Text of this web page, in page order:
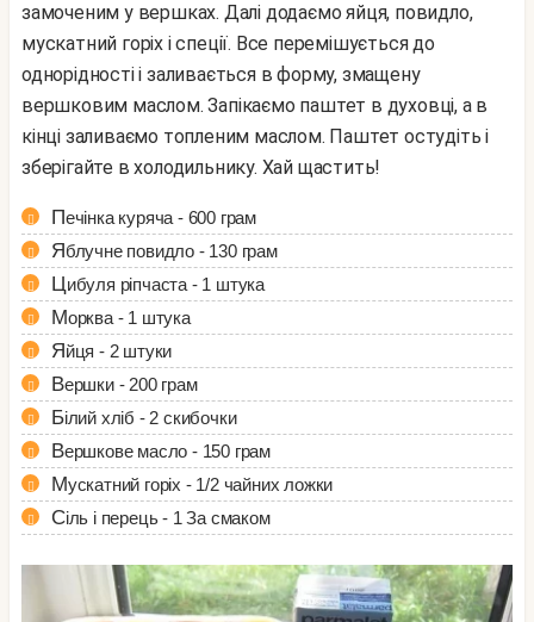
замоченим у вершках. Далі додаємо яйця, повидло,
мускатний горіх і спеції. Все перемішується до
однорідності і заливається в форму, змащену
вершковим маслом. Запікаємо паштет в духовці, а в
кінці заливаємо топленим маслом. Паштет остудіть і
зберігайте в холодильнику. Хай щастить!
Печінка куряча - 600 грам
Яблучне повидло - 130 грам
Цибуля ріпчаста - 1 штука
Морква - 1 штука
Яйця - 2 штуки
Вершки - 200 грам
Білий хліб - 2 скибочки
Вершкове масло - 150 грам
Мускатний горіх - 1/2 чайних ложки
Сіль і перець - 1 За смаком